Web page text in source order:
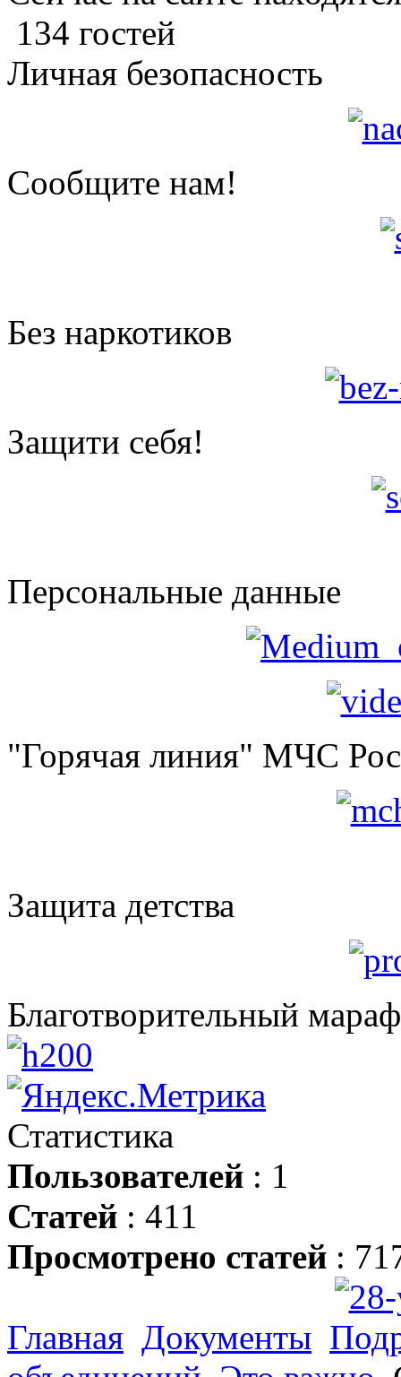
134 гостей
Личная безопасность
Сообщите нам!
Без наркотиков
Защити себя!
Персональные данные
"Горячая линия" МЧС
Защита детства
Благотворительный
Статистика
Пользователей : 1
Статей : 411
Просмотрено статей :
Главная Документы